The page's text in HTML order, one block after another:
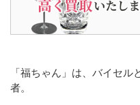
「福ちゃん」は、バイセ
者。